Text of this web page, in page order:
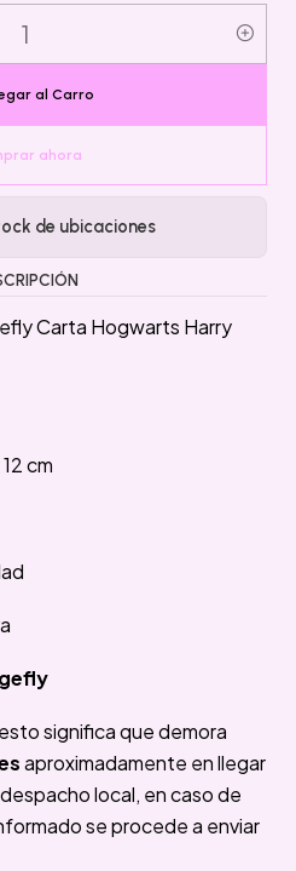
al Carro
ahora
de ubicaciones
Carta Hogwarts Harry
cm
significa que demora
aproximadamente en llegar
local, en caso de
se procede a enviar